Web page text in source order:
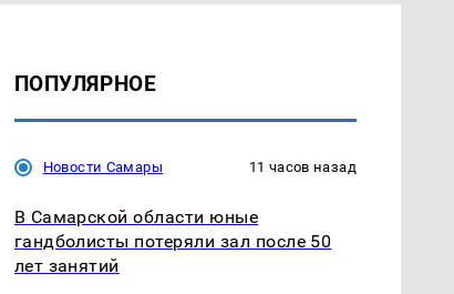
ПОПУЛЯРНОЕ
Новости Самары 11 часов назад
В Самарской области юные
гандболисты потеряли зал после 50
лет занятий